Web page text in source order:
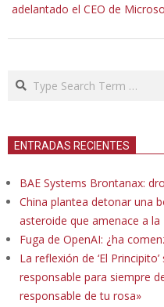
adelantado el CEO de
Search
ENTRADAS RECIENTES
BAE Systems Brontanax:
China plantea detonar una
asteroide que amenace a la
Fuga de OpenAI: ¿ha
La reflexión de ‘El
responsable para siempre
responsable de tu rosa»